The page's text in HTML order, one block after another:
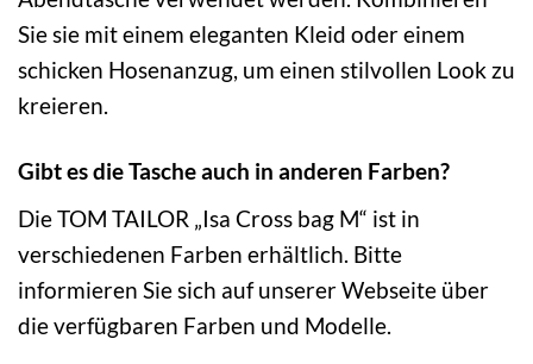
Sie sie mit einem eleganten Kleid oder einem
schicken Hosenanzug, um einen stilvollen Look zu
kreieren.
Gibt es die Tasche auch in anderen Farben?
Die TOM TAILOR „Isa Cross bag M“ ist in
verschiedenen Farben erhältlich. Bitte
informieren Sie sich auf unserer Webseite über
die verfügbaren Farben und Modelle.